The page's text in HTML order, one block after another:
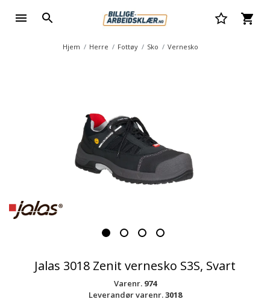
Hjem Herre Fottøy Sko Vernesko
Jalas 3018 Zenit vernesko S3S, Svart
Varenr. 974
Leverandør varenr.3018